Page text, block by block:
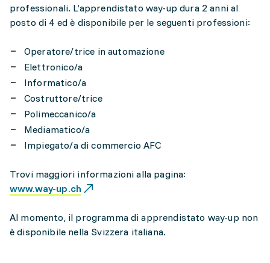
professionali. L’apprendistato way-up dura 2 anni al
posto di 4 ed è disponibile per le seguenti professioni:
Operatore/trice in automazione
Elettronico/a
Informatico/a
Costruttore/trice
Polimeccanico/a
Mediamatico/a
Impiegato/a di commercio AFC
Trovi maggiori informazioni alla pagina:
www.way-up.ch
Al momento, il programma di apprendistato way-up non
è disponibile nella Svizzera italiana.